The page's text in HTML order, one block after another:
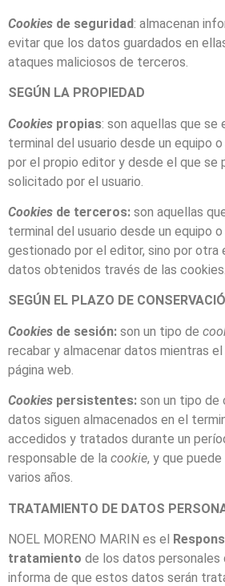
Cookies de seguridad: almacenan
evitar que los datos guardados en
ataques maliciosos de terceros.
SEGÚN LA PROPIEDAD
Cookies propias: son aquellas que se
terminal del usuario desde un equipo
por el propio editor y desde el que se
solicitado por el usuario.
Cookies de terceros: son aquellas
terminal del usuario desde un equipo
gestionado por el editor, sino por otra
datos obtenidos través de las cookies.
SEGÚN EL PLAZO DE
Cookies de sesión: son un tipo de
recabar y almacenar datos mientras
página web.
Cookies persistentes: son un tipo de
datos siguen almacenados en el
accedidos y tratados durante un
responsable de la cookie, y que
varios años.
TRATAMIENTO DE DATOS
NOEL MORENO MARIN es el
tratamiento de los datos personales
informa de que estos datos serán